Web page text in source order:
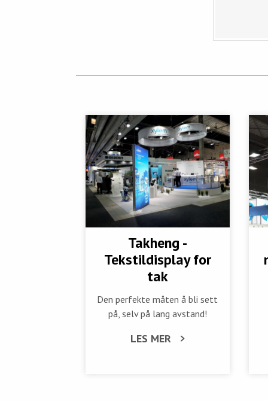
Takheng -
Tekstildisplay for
tak
Den perfekte måten å bli sett
på, selv på lang avstand!
LES MER